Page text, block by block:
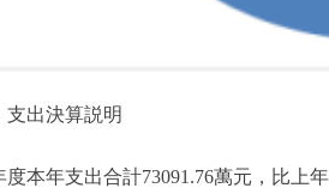
支出決算説明
度本年支出合計73091.76萬元，比上